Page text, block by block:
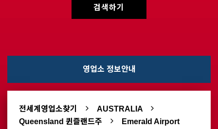
검색하기
영업소 정보안내
전세계영업소찾기
AUSTRALIA
Queensland 퀸즐랜드주
Emerald Airport